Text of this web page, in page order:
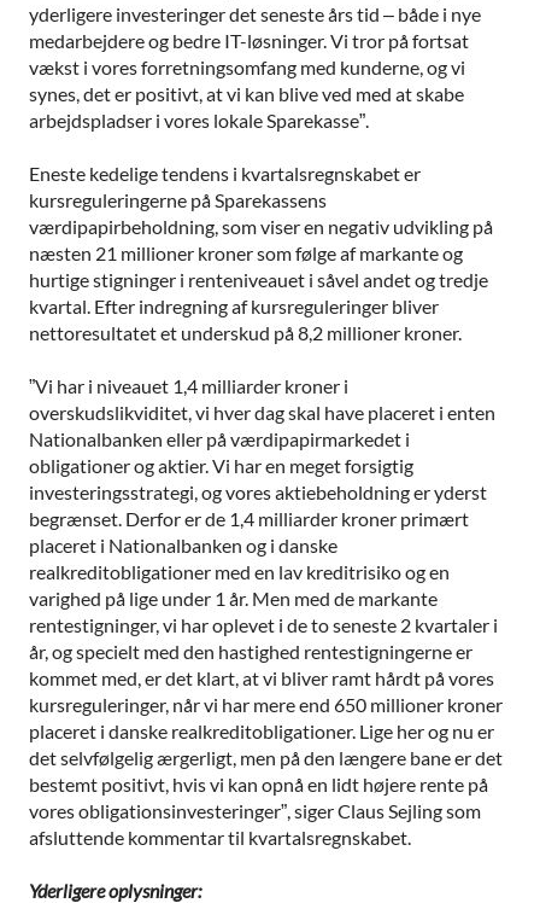
yderligere investeringer det seneste års tid – både i nye
medarbejdere og bedre IT-løsninger. Vi tror på fortsat
vækst i vores forretningsomfang med kunderne, og vi
synes, det er positivt, at vi kan blive ved med at skabe
arbejdspladser i vores lokale Sparekasse”.
Eneste kedelige tendens i kvartalsregnskabet er
kursreguleringerne på Sparekassens
værdipapirbeholdning, som viser en negativ udvikling på
næsten 21 millioner kroner som følge af markante og
hurtige stigninger i renteniveauet i såvel andet og tredje
kvartal. Efter indregning af kursreguleringer bliver
nettoresultatet et underskud på 8,2 millioner kroner.
”Vi har i niveauet 1,4 milliarder kroner i
overskudslikviditet, vi hver dag skal have placeret i enten
Nationalbanken eller på værdipapirmarkedet i
obligationer og aktier. Vi har en meget forsigtig
investeringsstrategi, og vores aktiebeholdning er yderst
begrænset. Derfor er de 1,4 milliarder kroner primært
placeret i Nationalbanken og i danske
realkreditobligationer med en lav kreditrisiko og en
varighed på lige under 1 år. Men med de markante
rentestigninger, vi har oplevet i de to seneste 2 kvartaler i
år, og specielt med den hastighed rentestigningerne er
kommet med, er det klart, at vi bliver ramt hårdt på vores
kursreguleringer, når vi har mere end 650 millioner kroner
placeret i danske realkreditobligationer. Lige her og nu er
det selvfølgelig ærgerligt, men på den længere bane er det
bestemt positivt, hvis vi kan opnå en lidt højere rente på
vores obligationsinvesteringer”, siger Claus Sejling som
afsluttende kommentar til kvartalsregnskabet.
Yderligere oplysninger: